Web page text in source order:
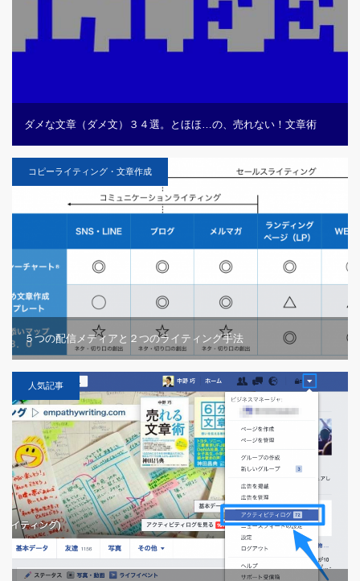
ダメな文章（ダメ文）３４選。とほほ…の、売れない！文章術
コピーライティング・文章作成
５つの配信メディアと２つのライティング手法
人気記事